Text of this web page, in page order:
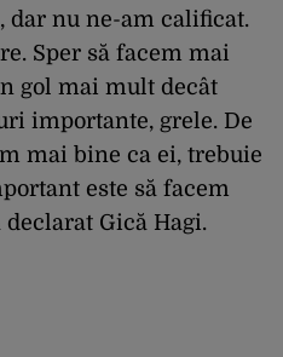
dar nu ne-am calificat.
Sper să facem mai
gol mai mult decât
importante, grele. De
mai bine ca ei, trebuie
este să facem
Gică Hagi.